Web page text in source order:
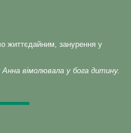
життєдайним, занурення у
вімолювала у бога дитину.